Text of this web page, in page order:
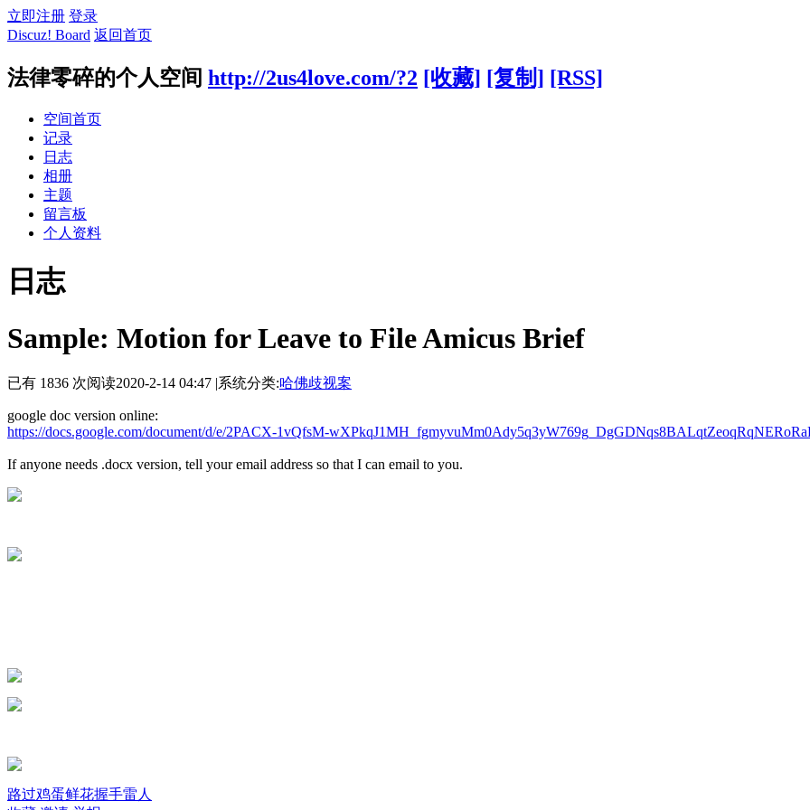
立即注册 登录
Discuz! Board 返回首页
法律零碎的个人空间 http://2us4love.com/?2 [收藏] [复制] [RSS]
空间首页
记录
日志
相册
主题
留言板
个人资料
日志
Sample: Motion for Leave to File Amicus Brief
已有 1836 次阅读2020-2-14 04:47 |系统分类:哈佛歧视案
google doc version online:
https://docs.google.com/document/d/e/2PACX-1vQfsM-
If anyone needs .docx version, tell your email address so that I can email to you.
路过鸡蛋鲜花握手雷人